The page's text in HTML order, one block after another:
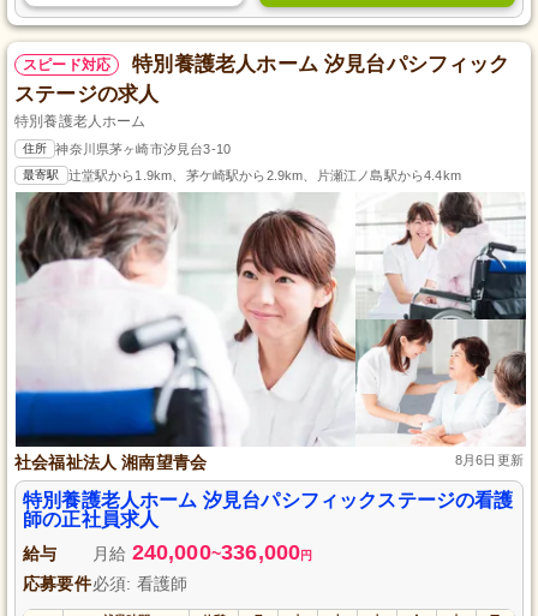
スピード対応
特別養護老人ホーム 汐見台パシフィック
ステージの求人
特別養護老人ホーム
住所 神奈川県茅ヶ崎市汐見台3-10
最寄駅 辻堂駅から1.9km、茅ケ崎駅から2.9km、片瀬江ノ島駅から4.4km
社会福祉法人 湘南望青会 8月6日更新
特別養護老人ホーム 汐見台パシフィックステージの看護
師の正社員求人
給与 月給 240,000~336,000円
応募要件必須: 看護師